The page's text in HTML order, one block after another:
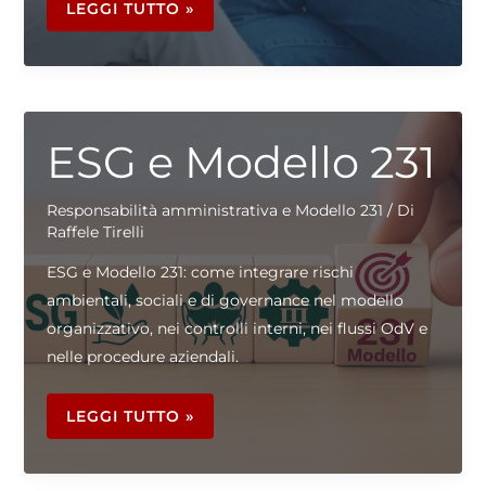
231:
COME
E
LEGGI TUTTO »
ESG e Modello 231
Responsabilità amministrativa e Modello 231 / Di
Raffele Tirelli
ESG e Modello 231: come integrare rischi
ambientali, sociali e di governance nel modello
organizzativo, nei controlli interni, nei flussi OdV e
nelle procedure aziendali.
ESG
E
231
LEGGI TUTTO »